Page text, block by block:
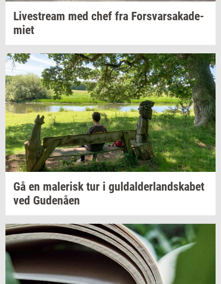
Li­ve­stream med chef fra For­svar­sa­ka­de­
mi­et
Gå en ma­le­risktur i gul­dal­der­land­ska­bet
ved Gu­denå­en